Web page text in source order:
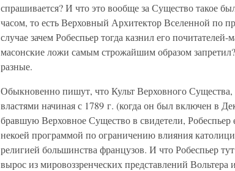
спрашивается? И что это вообще за Существо такое
часом, то есть Верховный Архитектор Вселенной по
случае зачем Робеспьер тогда казнил его
масонские ложи самым строжайшим образом
разные.
Обыкновенно пишут, что Культ Верховного
властями начиная с 1789 г. (когда он был включен в
бравшую Верховное Существо в свидетели,
некоей программой по ограничению влияния
религией большинства французов. И что Робеспьер
вырос из мировоззренческих представлений